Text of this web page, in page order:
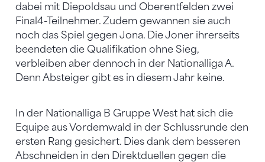
dabei mit Diepoldsau und Oberentfelden zwei
Final4-Teilnehmer. Zudem gewannen sie auch
noch das Spiel gegen Jona. Die Joner ihrerseits
beendeten die Qualifikation ohne Sieg,
verbleiben aber dennoch in der Nationalliga A.
Denn Absteiger gibt es in diesem Jahr keine.
In der Nationalliga B Gruppe West hat sich die
Equipe aus Vordemwald in der Schlussrunde den
ersten Rang gesichert. Dies dank dem besseren
Abschneiden in den Direktduellen gegen die